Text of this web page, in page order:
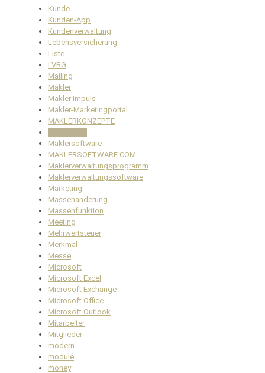
Kunde
Kunden-App
Kundenverwaltung
Lebensversicherung
Liste
LVRG
Mailing
Makler
Makler Impuls
Makler-Marketingportal
MAKLERKONZEPTE
Maklersoftware
MAKLERSOFTWARE.COM
Maklerverwaltungsprogramm
Maklerverwaltungssoftware
Marketing
Massenänderung
Massenfunktion
Meeting
Mehrwertsteuer
Merkmal
Messe
Microsoft
Microsoft Excel
Microsoft Exchange
Microsoft Office
Microsoft Outlook
Mitarbeiter
Mitglieder
modern
module
money